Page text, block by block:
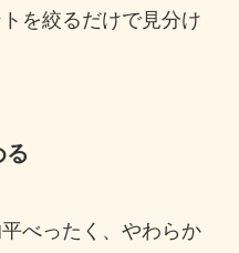
を絞るだけで見分け
る
べったく、やわらか